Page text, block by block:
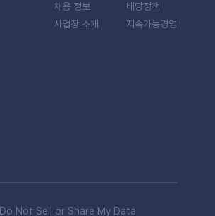
채용 정보
사업장 소개
배당정책
지속가능경영
Do Not Sell or Share My Data